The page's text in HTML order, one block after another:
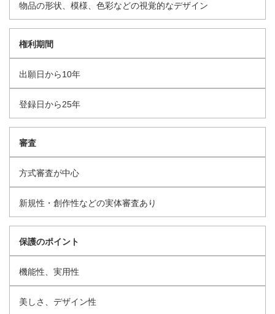
物品の形状、模様、色彩などの視覚的なデザイン
権利期間
出願日から10年
登録日から25年
審査
方式審査が中心
新規性・創作性などの実体審査あり
保護のポイント
機能性、実用性
美しさ、デザイン性